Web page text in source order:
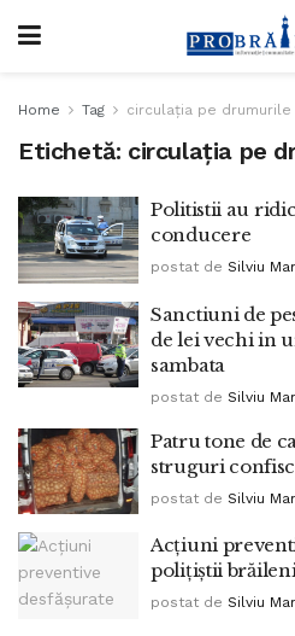
Home Tag circulaţia pe
Etichetă: circulaţia pe
Politistii au
conducere
postat de Silviu
Sanctiuni de
de lei vechi in
sambata
postat de Silviu
Patru tone de
struguri
postat de Silviu
Acţiuni
poliţiştii
postat de Silviu